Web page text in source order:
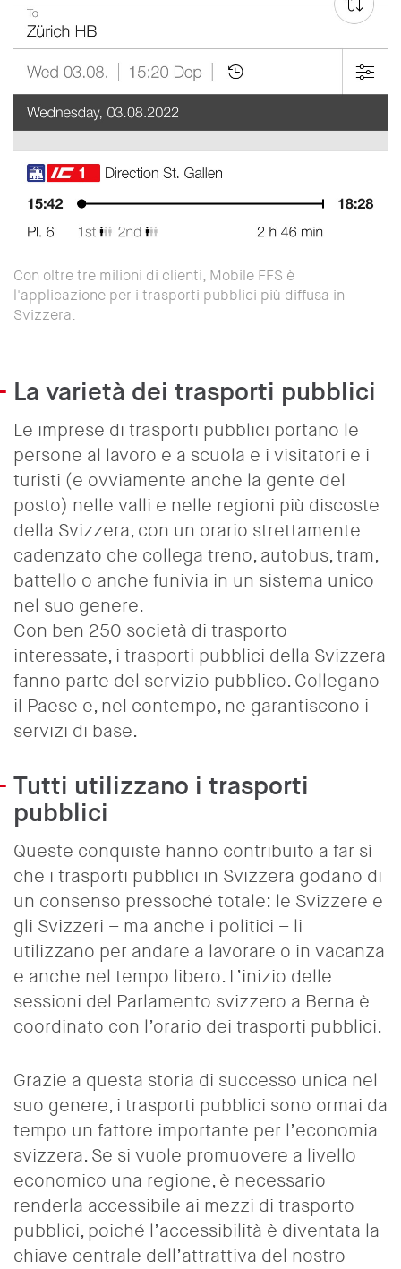
Con oltre tre milioni di clienti, Mobile FFS è
l'applicazione per i trasporti pubblici più diffusa in
Svizzera.
La varietà dei trasporti pubblici
Le imprese di trasporti pubblici portano le
persone al lavoro e a scuola e i visitatori e i
turisti (e ovviamente anche la gente del
posto) nelle valli e nelle regioni più discoste
della Svizzera, con un orario strettamente
cadenzato che collega treno, autobus, tram,
battello o anche funivia in un sistema unico
nel suo genere.
Con ben 250 società di trasporto
interessate, i trasporti pubblici della Svizzera
fanno parte del servizio pubblico. Collegano
il Paese e, nel contempo, ne garantiscono i
servizi di base.
Tutti utilizzano i trasporti
pubblici
Queste conquiste hanno contribuito a far sì
che i trasporti pubblici in Svizzera godano di
un consenso pressoché totale: le Svizzere e
gli Svizzeri – ma anche i politici – li
utilizzano per andare a lavorare o in vacanza
e anche nel tempo libero. L’inizio delle
sessioni del Parlamento svizzero a Berna è
coordinato con l’orario dei trasporti pubblici.
Grazie a questa storia di successo unica nel
suo genere, i trasporti pubblici sono ormai da
tempo un fattore importante per l’economia
svizzera. Se si vuole promuovere a livello
economico una regione, è necessario
renderla accessibile ai mezzi di trasporto
pubblici, poiché l’accessibilità è diventata la
chiave centrale dell’attrattiva del nostro